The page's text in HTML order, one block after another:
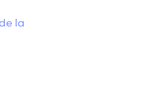
la